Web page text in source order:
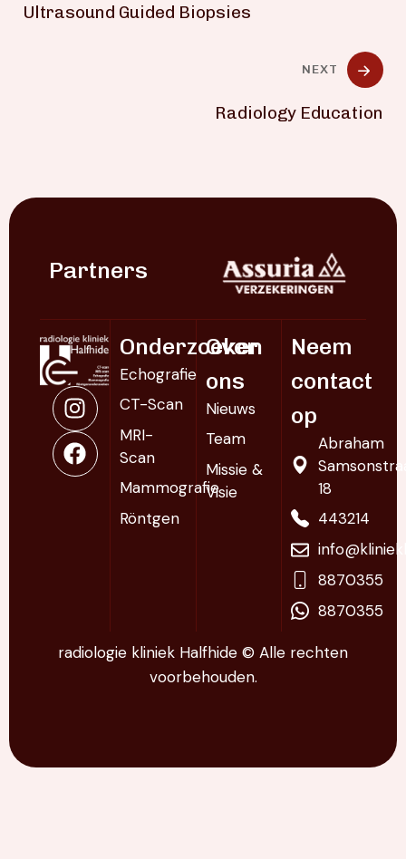
Ultrasound Guided Biopsies
NEXT
Radiology Education
Partners
Onderzoeken
Echografie
CT-Scan
MRI-
Scan
Mammografie
Röntgen
Over
ons
Nieuws
Team
Missie &
Visie
Neem
contact
op
Abraham
18
443214
8870355
8870355
radiologie kliniek Halfhide © Alle rechten
voorbehouden.